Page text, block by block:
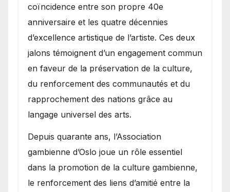
coïncidence entre son propre 40e
anniversaire et les quatre décennies
d’excellence artistique de l’artiste. Ces deux
jalons témoignent d’un engagement commun
en faveur de la préservation de la culture,
du renforcement des communautés et du
rapprochement des nations grâce au
langage universel des arts.
​Depuis quarante ans, l’Association
gambienne d’Oslo joue un rôle essentiel
dans la promotion de la culture gambienne,
le renforcement des liens d’amitié entre la